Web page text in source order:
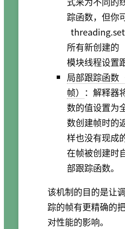
踪函数，但你
所有新创建的
模块线程设置
局部跟踪函数
帧） ：解释器
数的值设置为
数创建帧时的
样也没有现成
在帧被创建时
部跟踪函数。
该机制的目的是让
踪的帧有更精确的
对性能的影响。